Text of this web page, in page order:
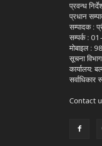
प्रवन्ध
प्रधान
सम्पादक :
सम्पर्क :
मोबाइल :
सूचना
कार्यालय:
सर्वाधिकार
Contact